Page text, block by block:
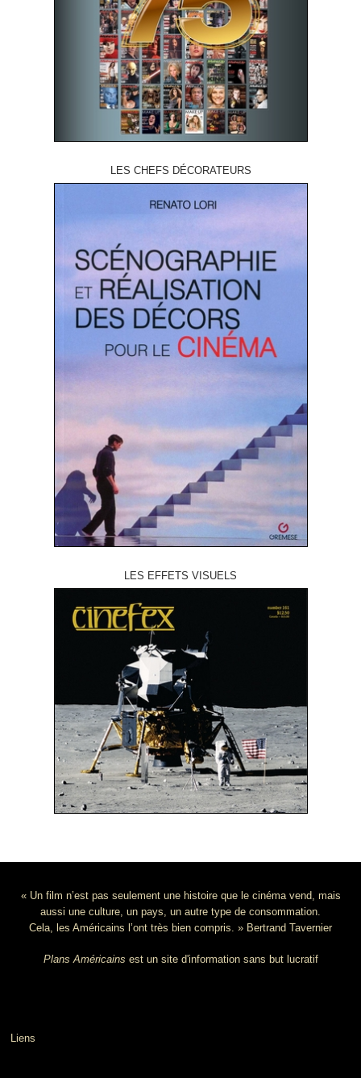
LES CHEFS DÉCORATEURS
LES EFFETS VISUELS
« Un film n’est pas seulement une histoire que le cinéma vend, mais
aussi une culture, un pays, un autre type de consommation.
Cela, les Américains l’ont très bien compris. » Bertrand Tavernier
Plans Américains est un site d'information sans but lucratif
Liens